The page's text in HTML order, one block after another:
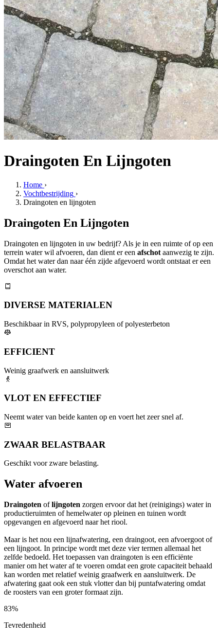
Draingoten En Lijngoten
Home ›
Vochtbestrijding ›
Draingoten en lijngoten
Draingoten En Lijngoten
Draingoten en lijngoten in uw bedrijf? Als je in een ruimte of op een
terrein water wil afvoeren, dan dient er een afschot aanwezig te zijn.
Omdat het water dan naar één zijde afgevoerd wordt ontstaat er een
overschot aan water.
DIVERSE MATERIALEN
Beschikbaar in RVS, polypropyleen of polyesterbeton
EFFICIENT
Weinig graafwerk en aansluitwerk
VLOT EN EFFECTIEF
Neemt water van beide kanten op en voert het zeer snel af.
ZWAAR BELASTBAAR
Geschikt voor zware belasting.
Water afvoeren
Draingoten oflijngoten zorgen ervoor dat het (reinigings) water in
productieruimten of hemelwater op pleinen en tuinen wordt
opgevangen en afgevoerd naar het riool.
Maar is het nou een lijnafwatering, een draingoot, een afvoergoot of
een lijngoot. In principe wordt met deze vier termen allemaal het
zelfde bedoeld. Het toepassen van draingoten is een efficiënte
manier om het water af te voeren omdat een grote capaciteit behaald
kan worden met relatief weinig graafwerk en aansluitwerk. De
afwatering gaat ook een stuk vlotter dan bij puntafwatering omdat
de roosters van een groter formaat zijn.
83%
Tevredenheid